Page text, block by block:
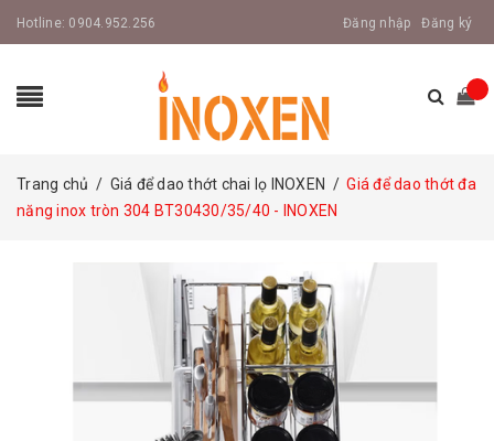
Hotline: 0904.952.256 Đăng nhập Đăng ký
Trang chủ / Giá để dao thớt chai lọ INOXEN / Giá để dao thớt đa
năng inox tròn 304 BT30430/35/40 - INOXEN